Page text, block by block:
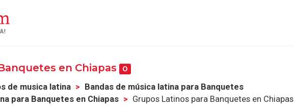
en Chiapas 0
de musica latina
Bandas de música latina para Banquetes
para Banquetes en Chiapas
Grupos Latinos para Banquetes en Chiapas